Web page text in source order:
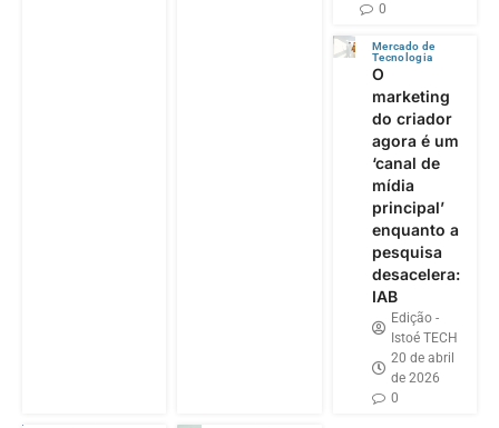
0
Mercado de
Tecnologia
O
marketing
do criador
agora é um
‘canal de
mídia
principal’
enquanto a
pesquisa
desacelera:
IAB
Edição -
Istoé TECH
20 de abril
de 2026
0